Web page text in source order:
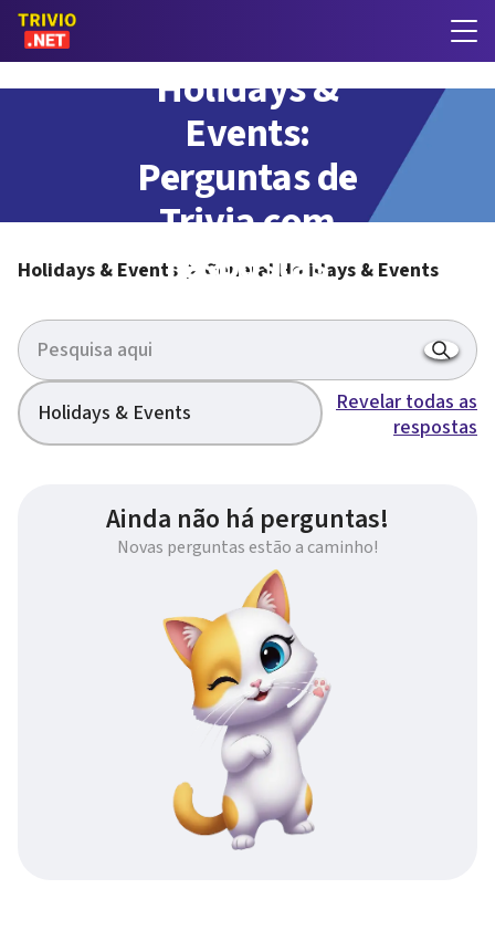
Holidays &
Events:
Perguntas de
Trivia com
respostas
Holidays & Events General Holidays & Events
Holidays & Events
Revelar todas as
respostas
Ainda não há perguntas!
Novas perguntas estão a caminho!